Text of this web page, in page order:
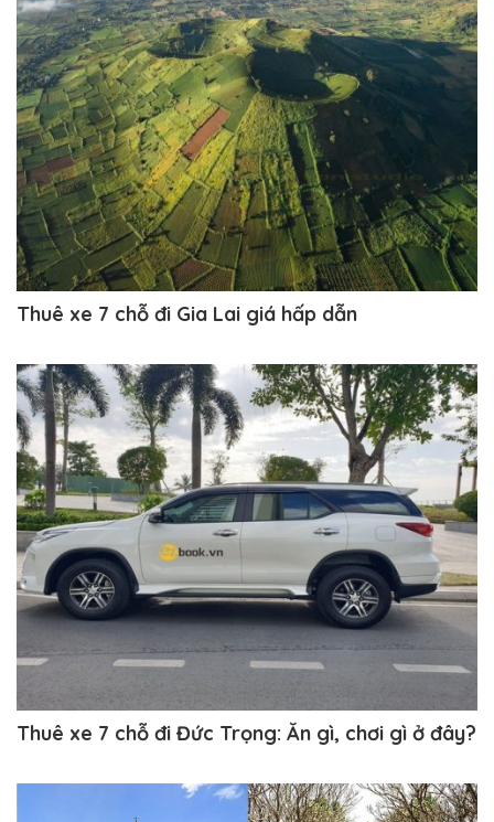
Thuê xe 7 chỗ đi Gia Lai giá hấp dẫn
Thuê xe 7 chỗ đi Đức Trọng: Ăn gì, chơi gì ở đây?